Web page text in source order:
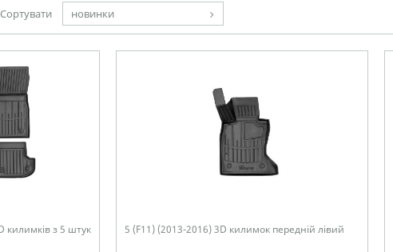
Сортувати новинки
килимків з 5 штук 5 (F11) (2013-2016) 3D килимок передній лівий